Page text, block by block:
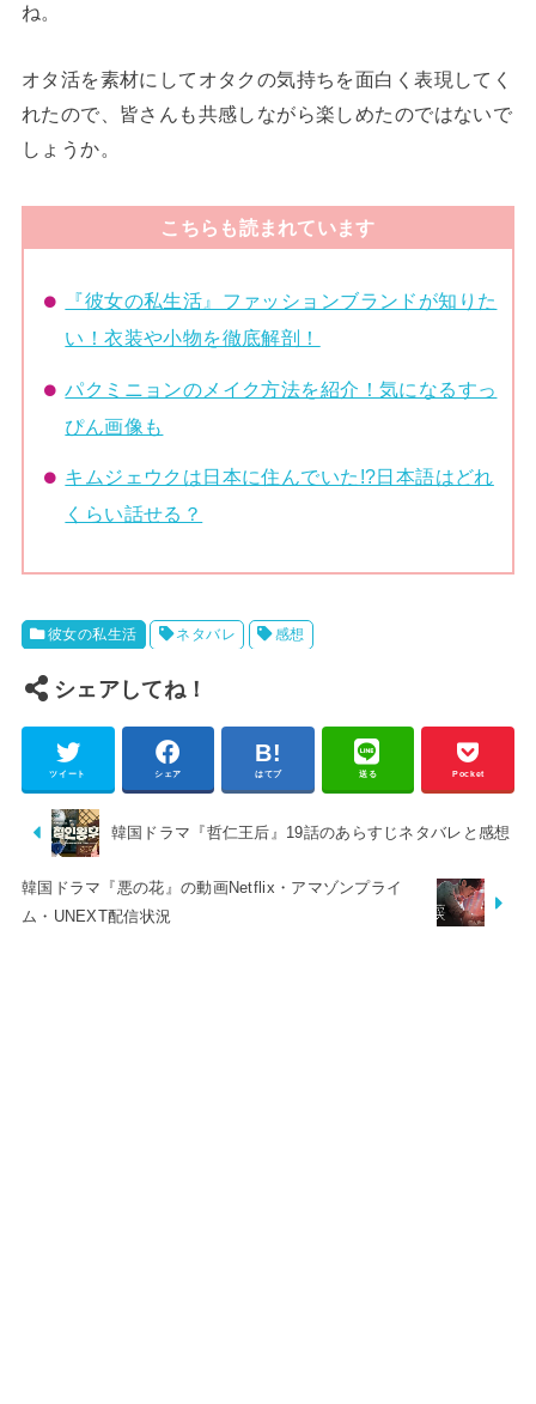
ね。
オタ活を素材にしてオタクの気持ちを面白く表現してく
れたので、皆さんも共感しながら楽しめたのではないで
しょうか。
こちらも読まれています
『彼女の私生活』ファッションブランドが知りた
い！衣装や小物を徹底解剖！
パクミニョンのメイク方法を紹介！気になるすっ
ぴん画像も
キムジェウクは日本に住んでいた!?日本語はどれ
くらい話せる？
彼女の私生活 ネタバレ 感想
シェアしてね！
ツイート シェア はてブ 送る Pocket
韓国ドラマ『哲仁王后』19話のあらすじネタバレと感想
韓国ドラマ『悪の花』の動画Netflix・アマゾンプライ
ム・UNEXT配信状況